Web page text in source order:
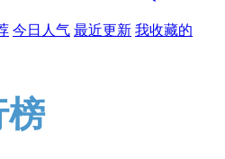
今日人气 最近更新 我收藏的
榜